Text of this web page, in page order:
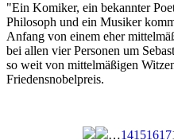
"Ein Komiker, ein bekannter
Philosoph und ein Musiker
Anfang von einem eher
bei allen vier Personen um
so weit von mittelmäßigen
Friedensnobelpreis.
…14151617